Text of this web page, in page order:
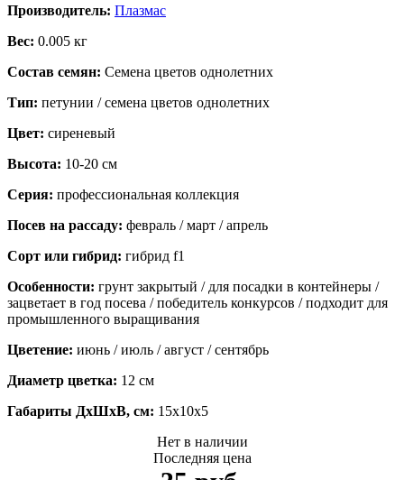
Производитель: Плазмас
Вес: 0.005 кг
Состав семян: Семена цветов однолетних
Тип: петунии / семена цветов однолетних
Цвет: сиреневый
Высота: 10-20 см
Серия: профессиональная коллекция
Посев на рассаду: февраль / март / апрель
Сорт или гибрид: гибрид f1
Особенности: грунт закрытый / для посадки в контейнеры /
зацветает в год посева / победитель конкурсов / подходит для
промышленного выращивания
Цветение: июнь / июль / август / сентябрь
Диаметр цветка: 12 см
Габариты ДхШхВ, см: 15x10x5
Нет в наличии
Последняя цена